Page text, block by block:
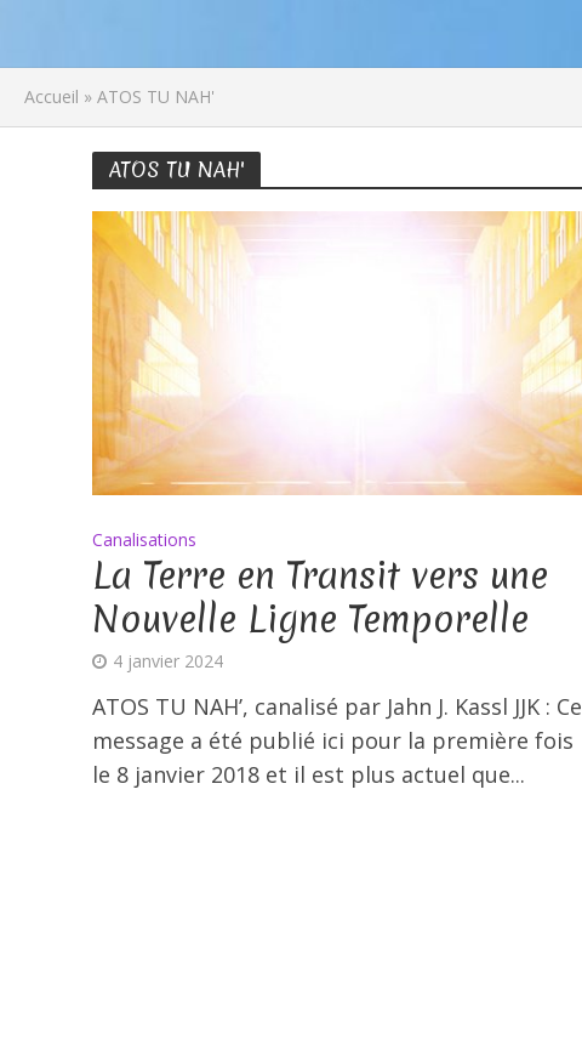
Accueil » ATOS TU NAH'
ATOS TU NAH'
Canalisations
La Terre en Transit vers une
Nouvelle Ligne Temporelle
4 janvier 2024
ATOS TU NAH’, canalisé par Jahn J. Kassl JJK : Ce
message a été publié ici pour la première fois
le 8 janvier 2018 et il est plus actuel que...